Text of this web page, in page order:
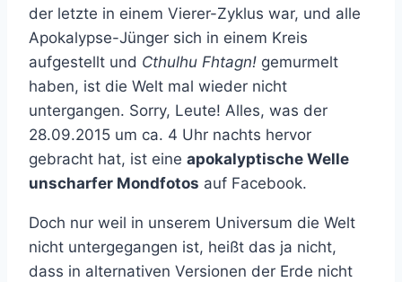
der letzte in einem Vierer-Zyklus war, und alle
Apokalypse-Jünger sich in einem Kreis
aufgestellt und Cthulhu Fhtagn! gemurmelt
haben, ist die Welt mal wieder nicht
untergangen. Sorry, Leute! Alles, was der
28.09.2015 um ca. 4 Uhr nachts hervor
gebracht hat, ist eine apokalyptische Welle
unscharfer Mondfotos auf Facebook.
Doch nur weil in unserem Universum die Welt
nicht untergegangen ist, heißt das ja nicht,
dass in alternativen Versionen der Erde nicht